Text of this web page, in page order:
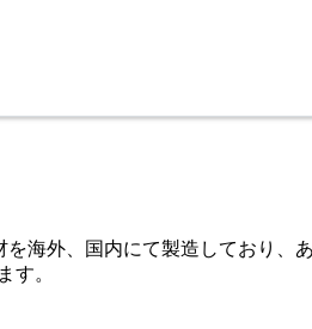
海外、国内にて製造しており
す。